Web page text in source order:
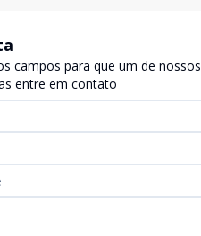
campos para que um de nossos
entre em contato